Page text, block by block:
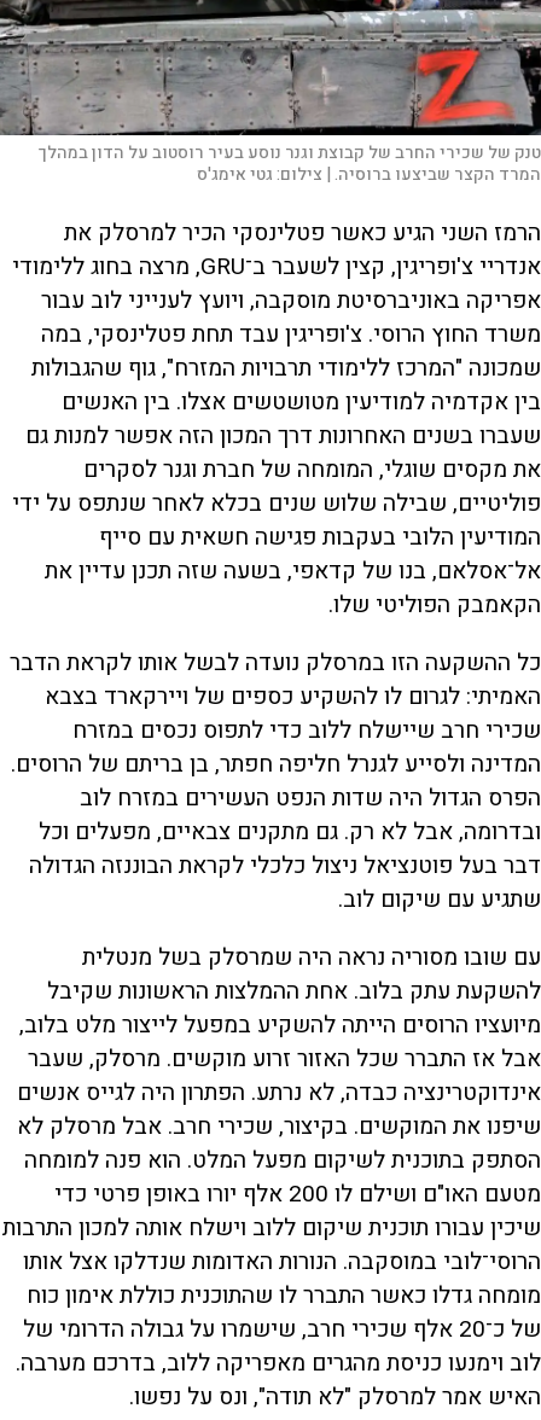
טנק של שכירי החרב של קבוצת וגנר נוסע בעיר רוסטוב על הדון במהלך
המרד הקצר שביצעו ברוסיה. | צילום:גטי אימג'ס
הרמז השני הגיע כאשר פטלינסקי הכיר למרסלק את
אנדריי צ'ופריגין, קצין לשעבר ב־GRU, מרצה בחוג ללימודי
אפריקה באוניברסיטת מוסקבה, ויועץ לענייני לוב עבור
משרד החוץ הרוסי. צ'ופריגין עבד תחת פטלינסקי, במה
שמכונה "המרכז ללימודי תרבויות המזרח", גוף שהגבולות
בין אקדמיה למודיעין מטושטשים אצלו. בין האנשים
שעברו בשנים האחרונות דרך המכון הזה אפשר למנות גם
את מקסים שוגלי, המומחה של חברת וגנר לסקרים
פוליטיים, שבילה שלוש שנים בכלא לאחר שנתפס על ידי
המודיעין הלובי בעקבות פגישה חשאית עם סייף
אל־אסלאם, בנו של קדאפי, בשעה שזה תכנן עדיין את
הקאמבק הפוליטי שלו.
כל ההשקעה הזו במרסלק נועדה לבשל אותו לקראת הדבר
האמיתי: לגרום לו להשקיע כספים של ויירקארד בצבא
שכירי חרב שיישלח ללוב כדי לתפוס נכסים במזרח
המדינה ולסייע לגנרל חליפה חפתר, בן בריתם של הרוסים.
הפרס הגדול היה שדות הנפט העשירים במזרח לוב
ובדרומה, אבל לא רק. גם מתקנים צבאיים, מפעלים וכל
דבר בעל פוטנציאל ניצול כלכלי לקראת הבוננזה הגדולה
שתגיע עם שיקום לוב.
עם שובו מסוריה נראה היה שמרסלק בשל מנטלית
להשקעת עתק בלוב. אחת ההמלצות הראשונות שקיבל
מיועציו הרוסים הייתה להשקיע במפעל לייצור מלט בלוב,
אבל אז התברר שכל האזור זרוע מוקשים. מרסלק, שעבר
אינדוקטרינציה כבדה, לא נרתע. הפתרון היה לגייס אנשים
שיפנו את המוקשים. בקיצור, שכירי חרב. אבל מרסלק לא
הסתפק בתוכנית לשיקום מפעל המלט. הוא פנה למומחה
מטעם האו"ם ושילם לו 200 אלף יורו באופן פרטי כדי
שיכין עבורו תוכנית שיקום ללוב וישלח אותה למכון התרבות
הרוסי־לובי במוסקבה. הנורות האדומות שנדלקו אצל אותו
מומחה גדלו כאשר התברר לו שהתוכנית כוללת אימון כוח
של כ־20 אלף שכירי חרב, שישמרו על גבולה הדרומי של
לוב וימנעו כניסת מהגרים מאפריקה ללוב, בדרכם מערבה.
האיש אמר למרסלק "לא תודה", ונס על נפשו.